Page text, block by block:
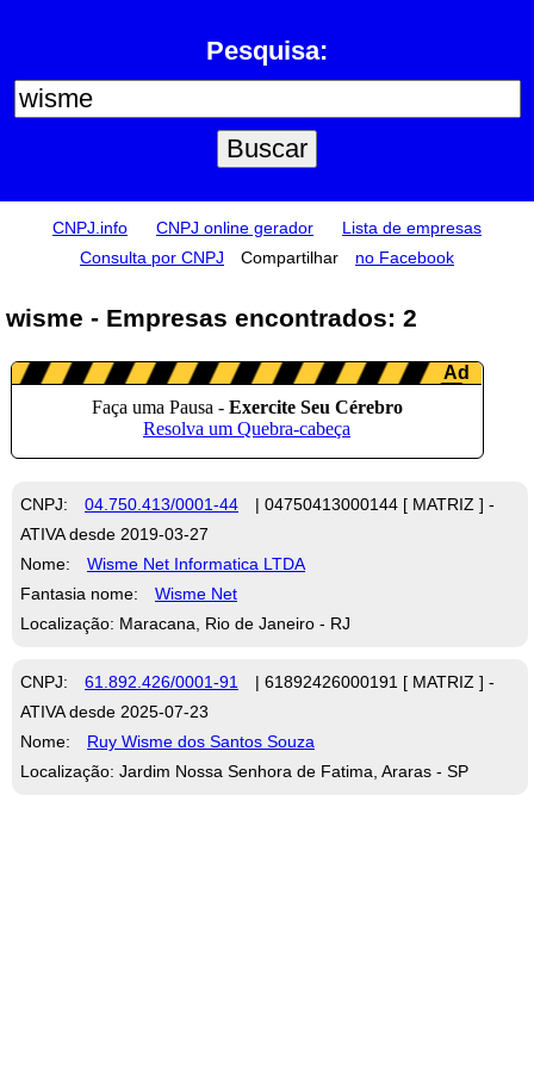
Pesquisa:
CNPJ.info CNPJ online gerador
Lista de empresas
Consulta por CNPJ
Compartilhar no Facebook
wisme - Empresas encontrados: 2
CNPJ: 04.750.413/0001-44
| 04750413000144 [ MATRIZ ] -
ATIVA desde 2019-03-27
Nome:
Wisme Net Informatica LTDA
Fantasia nome:
Wisme Net
Localização: Maracana, Rio de Janeiro - RJ
CNPJ: 61.892.426/0001-91
| 61892426000191 [ MATRIZ ] -
ATIVA desde 2025-07-23
Nome:
Ruy Wisme dos Santos Souza
Localização: Jardim Nossa Senhora de Fatima, Araras - SP